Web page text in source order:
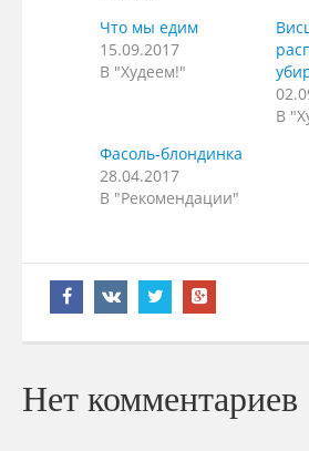
Что мы едим
15.09.2017
В "Худеем!"
В
Фасоль-блондинка
28.04.2017
В "Рекомендации"
Нет комментариев